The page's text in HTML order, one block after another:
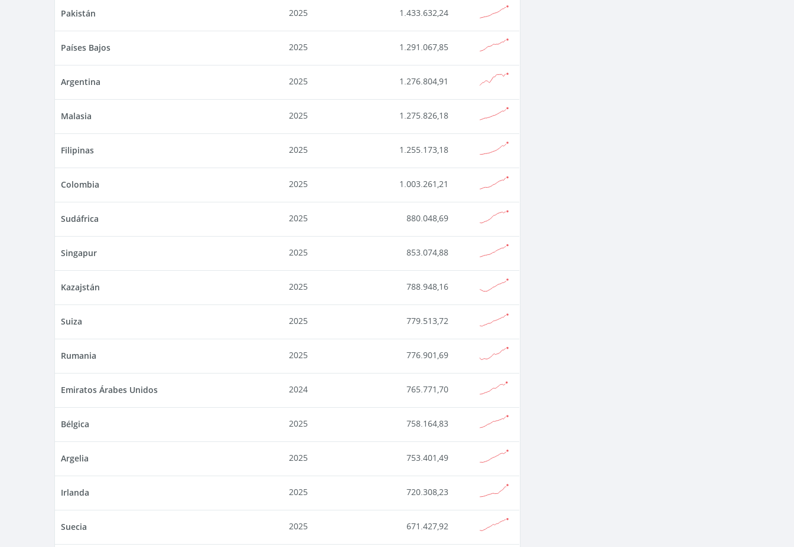
Pakistán 2025 1.433.632,24
Países Bajos 2025 1.291.067,85
Argentina 2025 1.276.804,91
Malasia 2025 1.275.826,18
Filipinas 2025 1.255.173,18
Colombia 2025 1.003.261,21
Sudáfrica 2025 880.048,69
Singapur 2025 853.074,88
Kazajstán 2025 788.948,16
Suiza 2025 779.513,72
Rumania 2025 776.901,69
Emiratos Árabes Unidos 2024 765.771,70
Bélgica 2025 758.164,83
Argelia 2025 753.401,49
Irlanda 2025 720.308,23
Suecia 2025 671.427,92